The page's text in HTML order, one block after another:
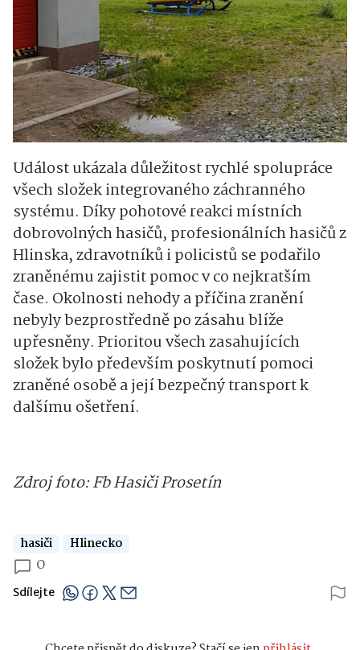
Událost ukázala důležitost rychlé spolupráce
všech složek integrovaného záchranného
systému. Díky pohotové reakci místních
dobrovolných hasičů, profesionálních hasičů z
Hlinska, zdravotníků i policistů se podařilo
zraněnému zajistit pomoc v co nejkratším
čase. Okolnosti nehody a příčina zranění
nebyly bezprostředně po zásahu blíže
upřesněny. Prioritou všech zasahujících
složek bylo především poskytnutí pomoci
zraněné osobě a její bezpečný transport k
dalšímu ošetření.
Zdroj foto: Fb Hasiči Prosetín
hasiči Hlinecko
0
Sdílejte